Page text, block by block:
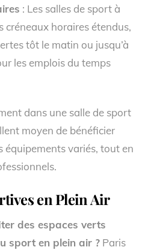
: Les salles de sport à
créneaux horaires étendus,
tôt le matin ou jusqu’à
les emplois du temps
dans une salle de sport
moyen de bénéficier
équipements variés, tout en
en Plein Air
des espaces verts
sport en plein air ? Paris